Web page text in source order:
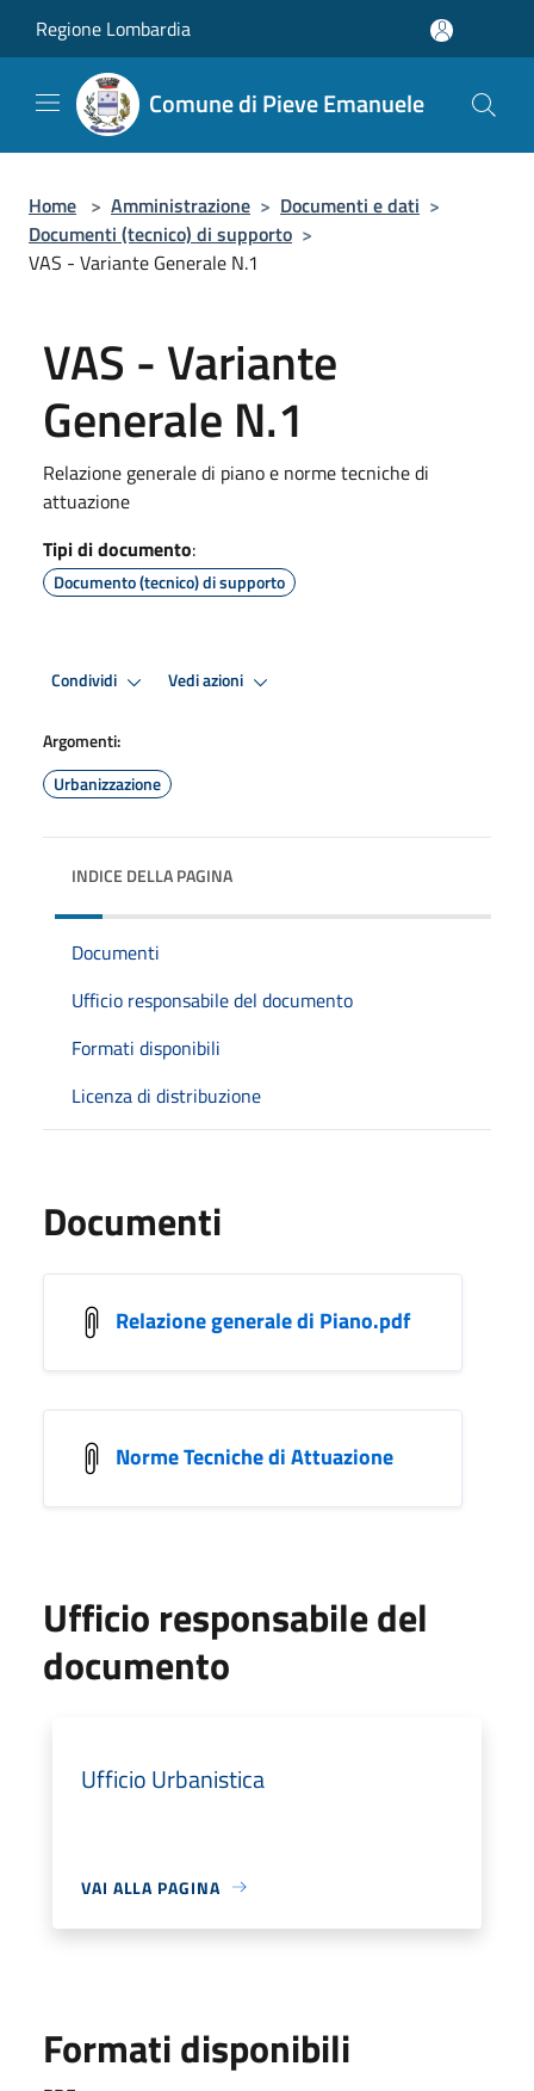
Regione Lombardia
Comune di Pieve Emanuele
Home > Amministrazione > Documenti e dati >
Documenti (tecnico) di supporto >
VAS - Variante Generale N.1
VAS - Variante
Generale N.1
Relazione generale di piano e norme tecniche di
attuazione
Tipi di documento:
Documento (tecnico) di supporto
Condividi Vedi azioni
Argomenti:
Urbanizzazione
INDICE DELLA PAGINA
Documenti
Ufficio responsabile del documento
Formati disponibili
Licenza di distribuzione
Documenti
Relazione generale di Piano.pdf
Norme Tecniche di Attuazione
Ufficio responsabile del
documento
Ufficio Urbanistica
VAI ALLA PAGINA
Formati disponibili